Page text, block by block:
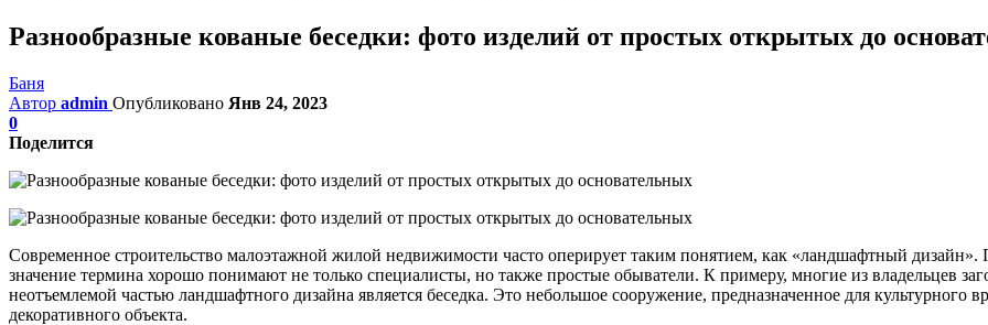
Разнообразные кованые беседки: фото изделий от простых открытых до
Баня
Автор admin Опубликовано Янв 24, 2023
0
Поделится
Современное строительство малоэтажной жилой недвижимости часто оперирует таким понятием, как «ландшафтный дизайн».
значение термина хорошо понимают не только специалисты, но также простые обыватели. К примеру, многие из владельцев
неотъемлемой частью ландшафтного дизайна является беседка. Это небольшое сооружение, предназначенное для культурного
декоративного объекта.